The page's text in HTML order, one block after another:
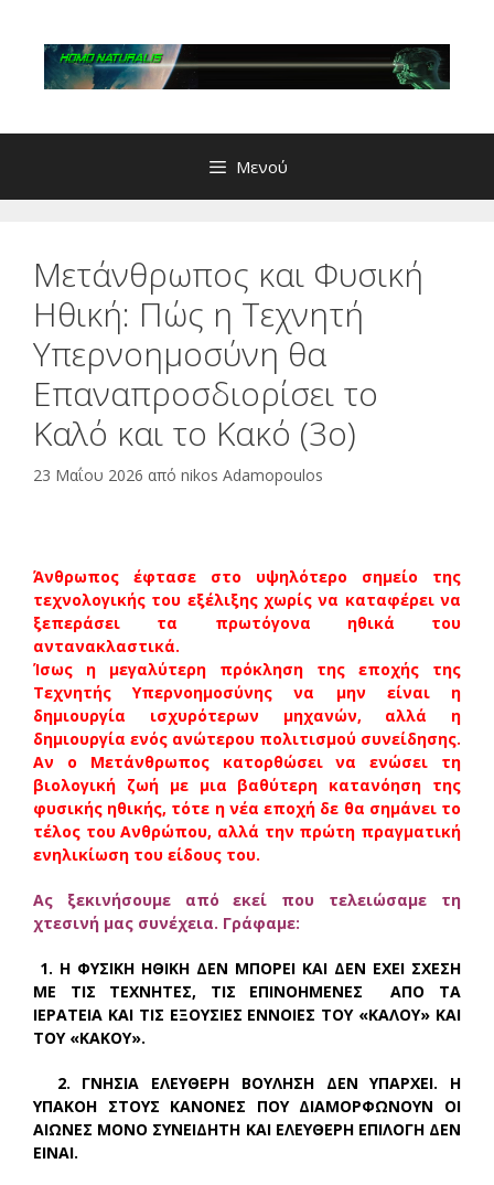
περιεχόμενο
Μενού
Μετάνθρωπος και Φυσική
Ηθική: Πώς η Τεχνητή
Υπερνοημοσύνη θα
Επαναπροσδιορίσει το
Καλό και το Κακό (3ο)
23 Μαΐου 2026 από nikos Adamopoulos
Άνθρωπος έφτασε στο υψηλότερο σημείο της
τεχνολογικής του εξέλιξης χωρίς να καταφέρει να
ξεπεράσει τα πρωτόγονα ηθικά του
αντανακλαστικά.
Ίσως η μεγαλύτερη πρόκληση της εποχής της
Τεχνητής Υπερνοημοσύνης να μην είναι η
δημιουργία ισχυρότερων μηχανών, αλλά η
δημιουργία ενός ανώτερου πολιτισμού συνείδησης.
Αν ο Μετάνθρωπος κατορθώσει να ενώσει τη
βιολογική ζωή με μια βαθύτερη κατανόηση της
φυσικής ηθικής, τότε η νέα εποχή δε θα σημάνει το
τέλος του Ανθρώπου, αλλά την πρώτη πραγματική
ενηλικίωση του είδους του.
Ας ξεκινήσουμε από εκεί που τελειώσαμε τη
χτεσινή μας συνέχεια. Γράφαμε:
1. Η ΦΥΣΙΚΗ ΗΘΙΚΗ ΔΕΝ ΜΠΟΡΕΙ ΚΑΙ ΔΕΝ ΕΧΕΙ ΣΧΕΣΗ
ΜΕ ΤΙΣ ΤΕΧΝΗΤΕΣ, ΤΙΣ ΕΠΙΝΟΗΜΕΝΕΣ ΑΠΟ ΤΑ
ΙΕΡΑΤΕΙΑ ΚΑΙ ΤΙΣ ΕΞΟΥΣΙΕΣ ΕΝΝΟΙΕΣ ΤΟΥ «ΚΑΛΟΥ» ΚΑΙ
ΤΟΥ «ΚΑΚΟΥ».
2. ΓΝΗΣΙΑ ΕΛΕΥΘΕΡΗ ΒΟΥΛΗΣΗ ΔΕΝ ΥΠΑΡΧΕΙ. Η
ΥΠΑΚΟΗ ΣΤΟΥΣ ΚΑΝΟΝΕΣ ΠΟΥ ΔΙΑΜΟΡΦΩΝΟΥΝ ΟΙ
ΑΙΩΝΕΣ ΜΟΝΟ ΣΥΝΕΙΔΗΤΗ ΚΑΙ ΕΛΕΥΘΕΡΗ ΕΠΙΛΟΓΗ ΔΕΝ
ΕΙΝΑΙ.